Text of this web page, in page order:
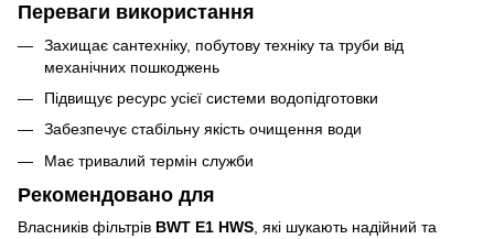
Переваги використання
Захищає сантехніку, побутову техніку та труби від
механічних пошкоджень
Підвищує ресурс усієї системи водопідготовки
Забезпечує стабільну якість очищення води
Має тривалий термін служби
Рекомендовано для
Власників фільтрів BWT E1 HWS, які шукають надійний та